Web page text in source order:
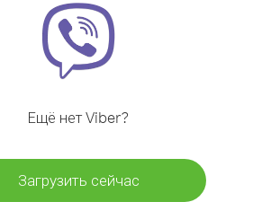
Ещё нет Viber?
Загрузить сейчас